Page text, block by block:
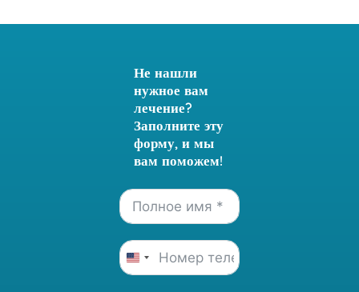
Не нашли
нужное вам
лечение?
Заполните эту
форму, и мы
вам поможем!
United